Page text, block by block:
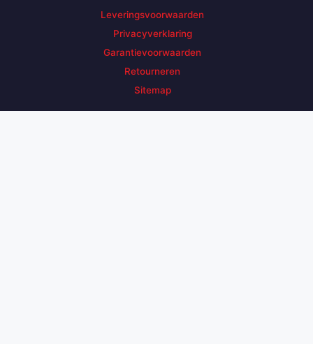
Leveringsvoorwaarden
Privacyverklaring
Garantievoorwaarden
Retourneren
Sitemap